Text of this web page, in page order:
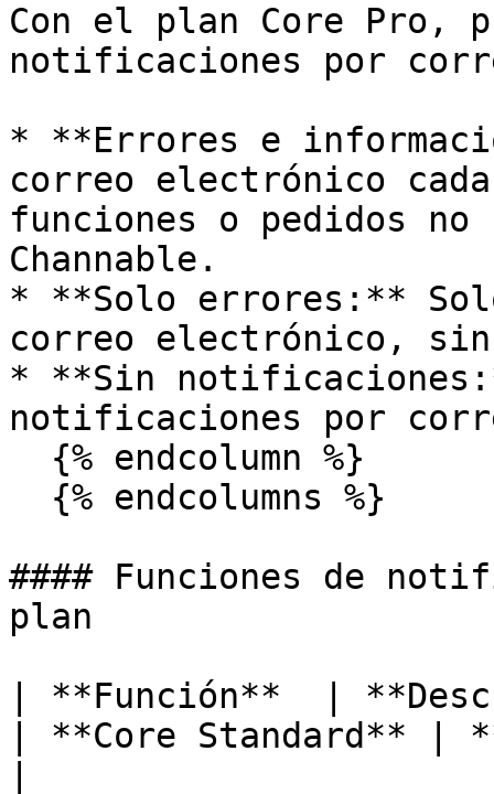
Con el plan Core Pro,
notificaciones por
* **Errores e
correo electrónico
funciones o pedidos no
Channable.
* **Solo errores:**
correo electrónico,
* **Sin
notificaciones por
#### Funciones de
plan
| **Función**  |
| **Core Standard** |